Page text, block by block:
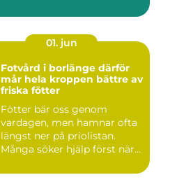
01. jun
Fotvård i borlänge därför
mår hela kroppen bättre av
friska fötter
Fötter bär oss genom
vardagen, men hamnar ofta
längst ner på priolistan.
Många söker hjälp först när...